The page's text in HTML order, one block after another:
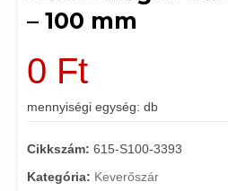
– 100 mm
0 Ft
mennyiségi egység: db
Cikkszám: 615-S100-3393
Kategória: Keverőszár